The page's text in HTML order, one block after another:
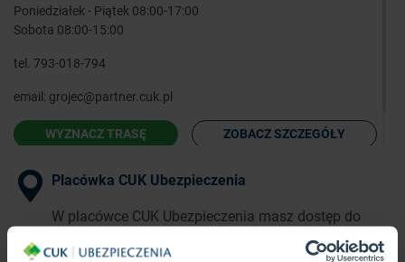
Poniedziałek - Piątek 08:00-17:00
Sobota 08:00-15:00
tel. 793-018-794
email: grojec@partner.cuk.pl
WYZNACZ TRASĘ ZOBACZ SZCZEGÓŁY
Placówka CUK Ubezpieczenia
W placówce CUK Ubezpieczenia masz dostęp do